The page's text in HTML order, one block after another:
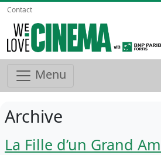
Contact
Menu
Archive
La Fille d’un Grand